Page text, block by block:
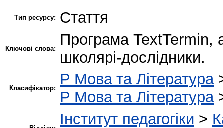
Тип ресурсу: Стаття
Ключові слова:
Програма TextTermin,
школярі-дослідники.
Класифікатор:
P Мова та Література
P Мова та Література
Інститут педагогіки >